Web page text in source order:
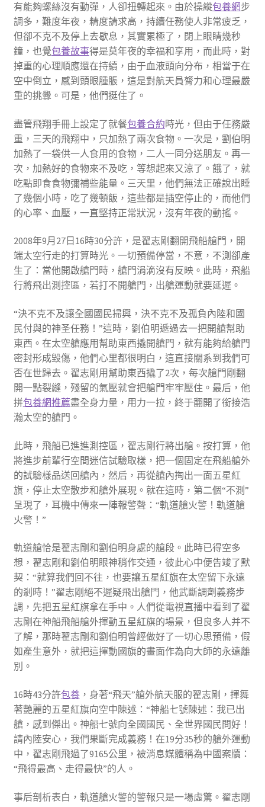
有能夠螺絲沒有動彈，人卻扭轉起來。由於操縱包養網步
調多，難度年夜，精度請求高，持續任務使人非常疲乏，
但卻不克不及停上去歇息，其實累極了，閉上眼睛幾秒
鐘，也覺包養故事得是莫年夜的幸福和享用，而此時，對
掉重的心理順應還在持續，由于血液頭向分布，相當于在
空中倒立，感到頭眼腫脹，這是對航天員膂力和心理最嚴
重的挑釁。可是，他們挺住了。
盡管飛翔手冊上設定了就餐包養合約時光，但由于任務嚴
重，三天的飛翔中，只加熱了兩次食物。一次是，劉伯明
加熱了一袋供一人食用的食物，二人一同分送朋友。再一
次，加熱好的食物來不及吃，等想起來又涼了。餓了，就
吃點即食食物彌補些能量。三天里，他們無法正確說出睡
了幾個小時，吃了幾頓飯，這些都是插空停止的，而他們
的心率、血壓，一直堅持正常狀況，沒有年夜的動搖。
2008年9月27日16時30分許，是翟志剛翻開飛船艙門，開
端太空行走的打算時光。一切預備停當，不意，不測卻產
生了：當他開啟艙門時，艙門涓滴沒有反映。此時，飛船
行將飛出測控區，若打不開艙門，出艙運動就要延遲。
“決不克不及讓全國國民掃興，決不克不及孤負內陸和國
民付與的神圣任務！”這時，劉伯明遞過去一把開艙幫助
東西。在太空艙應用幫助東西撬開艙門，就有能夠給艙門
密封形成毀傷，他們心里都很明白，這直接關系到我們可
否在世歸去。翟志剛用幫助東西撬了2次，每次艙門剛翻
開一點裂縫，殘留的氣壓就會把艙門牢牢壓住。最后，他
拼包養網推薦盡全身力量，用力一拉，終于翻開了銜接浩
瀚太空的艙門。
此時，飛船已進進測控區，翟志剛行將出艙。按打算，他
將進步前輩行空間迷信試驗取樣，把一個固定在飛船艙外
的試驗樣品送回艙內，然后，再從艙內掏出一面五星紅
旗，停止太空散步和艙外展現。就在這時，第二個“不測”
呈現了，耳機中傳來一陣報警聲：“軌道艙火警！軌道艙
火警！”
軌道艙恰是翟志剛和劉伯明身處的艙段。此時已得空多
想，翟志剛和劉伯明眼神稍作交通，彼此心中便告竣了默
契：“就算我們回不往，也要讓五星紅旗在太空留下永遠
的剎時！”翟志剛絕不遲疑飛出艙門，他武斷調劑義務步
調，先把五星紅旗拿在手中。人們從電視直播中看到了翟
志剛在神船飛船艙外揮動五星紅旗的場景，但良多人并不
了解，那時翟志剛和劉伯明曾經做好了一切心思預備，假
如產生意外，就把這揮動國旗的畫面作為向大師的永遠離
別。
16時43分許包養，身著“飛天”艙外航天服的翟志剛，揮舞
著艷麗的五星紅旗向空中陳述：“神船七號陳述：我已出
艙，感到傑出。神船七號向全國國民、全世界國民問好！
請內陸安心，我們果斷完成義務！在19分35秒的艙外運動
中，翟志剛飛過了9165公里，被消息媒體稱為中國案牘：
“飛得最高、走得最快”的人。
事后剖析表白，軌道艙火警的警報只是一場虛驚。翟志剛